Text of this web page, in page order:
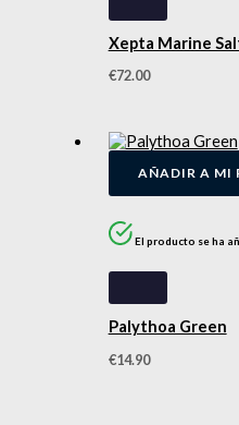
Xepta Marine
€72.00
AÑADIR A MI
El producto se ha
Palythoa Green
€14.90